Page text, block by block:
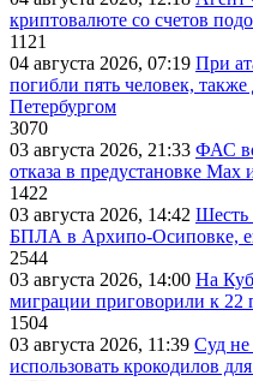
криптовалюте со счетов
1121
04 августа 2026, 07:19 При
погибли пять человек,
Петербургом
3070
03 августа 2026, 21:33 ФАС
отказа в предустановке Max
1422
03 августа 2026, 14:42 Шесть
БПЛА в Архипо-Осиповке,
2544
03 августа 2026, 14:00 На
миграции приговорили к 22
1504
03 августа 2026, 11:39 Суд не
использовать крокодилов